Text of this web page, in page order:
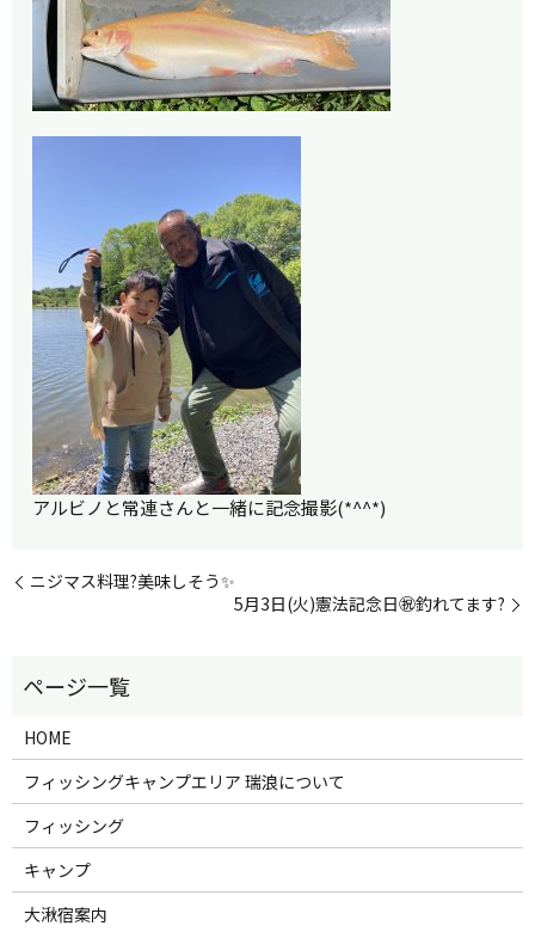
アルビノと常連さんと一緒に記念撮影(*^^*)
ニジマス料理?美味しそう✨
5月3日(火)憲法記念日㊗釣れてます?
HOME
フィッシングキャンプエリア 瑞浪について
フィッシング
キャンプ
大湫宿案内